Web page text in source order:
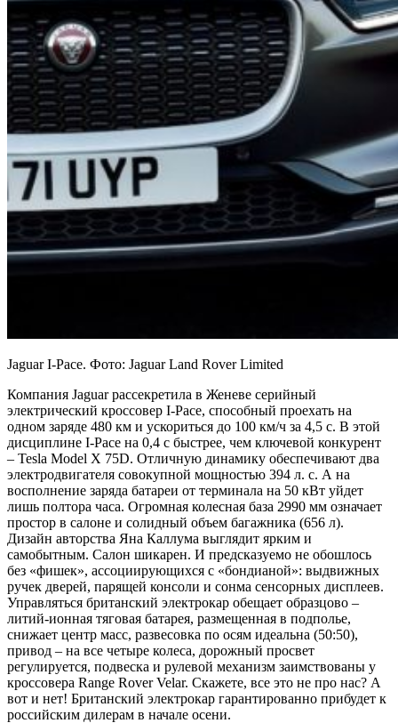
Jaguar I-Pace. Фото: Jaguar Land Rover Limited
Компания Jaguar рассекретила в Женеве серийный
электрический кроссовер I-Pace, способный проехать на
одном заряде 480 км и ускориться до 100 км/ч за 4,5 с. В этой
дисциплине I-Pace на 0,4 с быстрее, чем ключевой конкурент
– Tesla Model X 75D. Отличную динамику обеспечивают два
электродвигателя совокупной мощностью 394 л. с. А на
восполнение заряда батареи от терминала на 50 кВт уйдет
лишь полтора часа. Огромная колесная база 2990 мм означает
простор в салоне и солидный объем багажника (656 л).
Дизайн авторства Яна Каллума выглядит ярким и
самобытным. Салон шикарен. И предсказуемо не обошлось
без «фишек», ассоциирующихся с «бондианой»: выдвижных
ручек дверей, парящей консоли и сонма сенсорных дисплеев.
Управляться британский электрокар обещает образцово –
литий-ионная тяговая батарея, размещенная в подполье,
снижает центр масс, развесовка по осям идеальна (50:50),
привод – на все четыре колеса, дорожный просвет
регулируется, подвеска и рулевой механизм заимствованы у
кроссовера Range Rover Velar. Скажете, все это не про нас? А
вот и нет! Британский электрокар гарантированно прибудет к
российским дилерам в начале осени.